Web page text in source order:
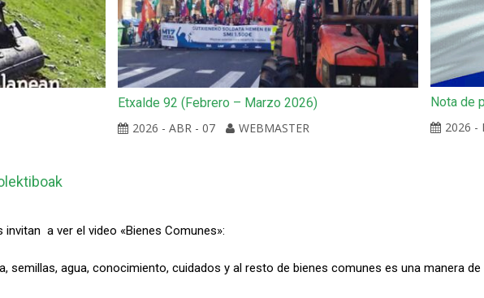
Etxalde 92 (Febrero – Marzo 2026)
2026 - ABR - 07
WEBMASTER
Nota de
2026 -
invitan a ver el video «Bienes Comunes»:
semillas, agua, conocimiento, cuidados y al resto de bienes comunes es una manera